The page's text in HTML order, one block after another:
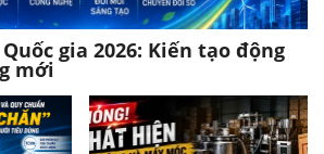
gia 2026: Kiến tạo động
mới